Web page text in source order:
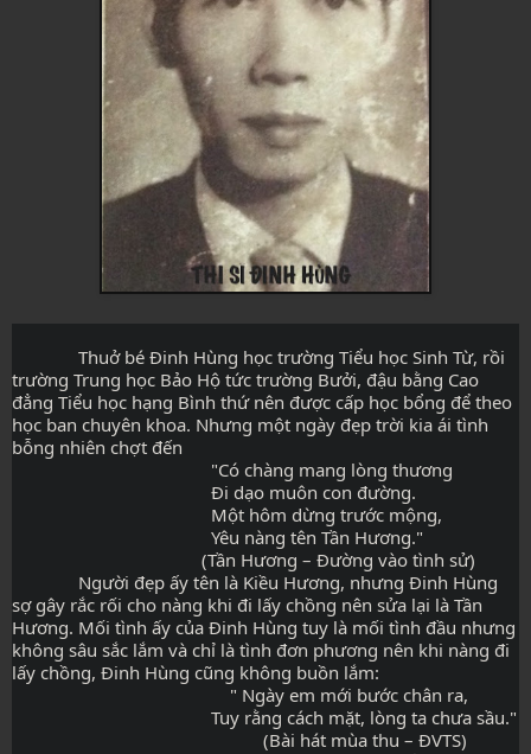
trường Trung học Bảo Hộ tức trường Bưởi, đậu bằng Cao
đẳng Tiểu học hạng Bình thứ nên được cấp học bổng để theo
học ban chuyên khoa. Nhưng một ngày đẹp trời kia ái tình
bỗng nhiên chợt đến
                                          "Có chàng mang lòng thương
                                          Đi dạo muôn con đường.
                                          Một hôm dừng trước mộng,
                                          Yêu nàng tên Tần Hương."
                                        (Tần Hương – Đường vào tình sử)
sợ gây rắc rối cho nàng khi đi lấy chồng nên sửa lại là Tần
Hương. Mối tình ấy của Đinh Hùng tuy là mối tình đầu nhưng
không sâu sắc lắm và chỉ là tình đơn phương nên khi nàng đi
lấy chồng, Đinh Hùng cũng không buồn lắm:
                                              " Ngày em mới bước chân ra,
                                          Tuy rằng cách mặt, lòng ta chưa sầu."
                                                     (Bài hát mùa thu – ĐVTS)